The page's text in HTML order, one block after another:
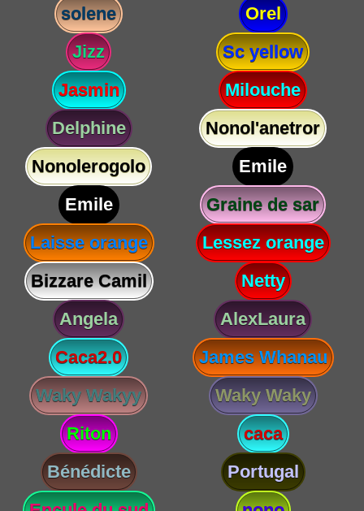
solene
Orel
Jizz
Sc yellow
Jasmin
Milouche
Delphine
Nonol'anetror
Nonolerogolo
Emile
Emile
Graine de sar
Laisse orange
Lessez orange
Bizzare Camil
Netty
Angela
AlexLaura
Caca2.0
James Whanau
Waky Wakyy
Waky Waky
Riton
caca
Bénédicte
Portugal